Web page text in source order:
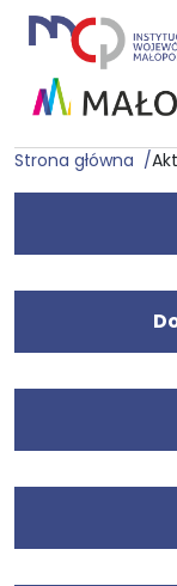
Strona główna